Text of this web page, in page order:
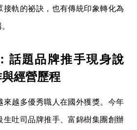
接軌的祕訣，也有傳統印象轉化為
話題品牌推手現身說
經營歷程
來越多優秀職人在國外獲獎。今年
生吐司品牌推手、富錦樹集團創辦